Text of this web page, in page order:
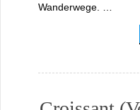
Wanderwege. …